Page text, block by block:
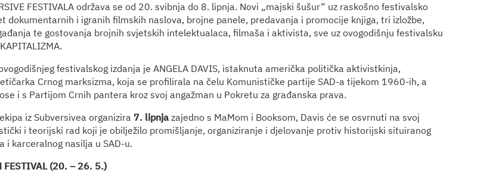
FESTIVALA održava se od 20. svibnja do 8. lipnja. Novi „majski šušur“ uz raskošno festivalsko
dokumentarnih i igranih filmskih naslova, brojne panele, predavanja i promocije knjiga, tri izložbe,
te gostovanja brojnih svjetskih intelektualaca, filmaša i aktivista, sve uz ovogodišnju festivalsku
festivalskog izdanja je ANGELA DAVIS, istaknuta američka politička aktivistkinja,
Crnog marksizma, koja se profilirala na čelu Komunističke partije SAD-a tijekom 1960-ih, a
i s Partijom Crnih pantera kroz svoj angažman u Pokretu za građanska prava.
iz Subversivea organizira 7. lipnja zajedno s MaMom i Booksom, Davis će se osvrnuti na svoj
i teorijski rad koji je obilježilo promišljanje, organiziranje i djelovanje protiv historijski situiranog
i karceralnog nasilja u SAD-u.
FESTIVAL (20. – 26. 5.)